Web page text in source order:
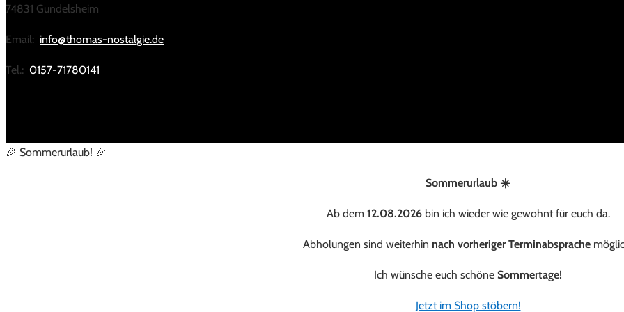
74831 Gundelsheim
Email: info@thomas-nostalgie.de
Tel.: 0157-71780141
🎉 Sommerurlaub! 🎉
Sommerurlaub ☀️
Ab dem 12.08.2026bin ich wieder wie gewohnt für euch da.
Abholungen sind weiterhin nach vorheriger Terminabsprache
Ich wünsche euch schöne Sommertage!
Jetzt im Shop stöbern!